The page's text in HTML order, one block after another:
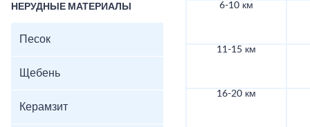
НЕРУДНЫЕ МАТЕРИАЛЫ
Песок
Щебень
Керамзит
6-10 км
11-15 км
16-20 км